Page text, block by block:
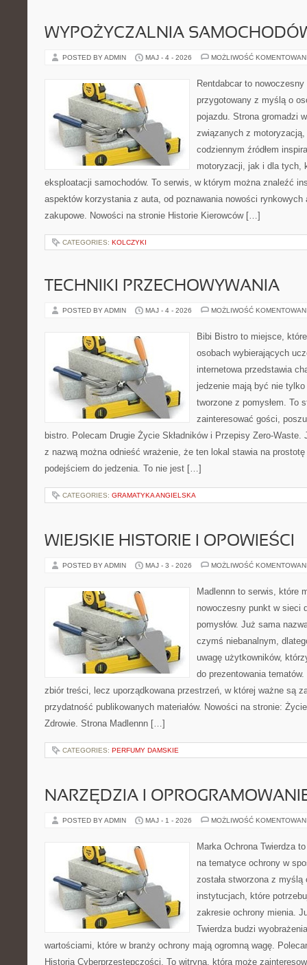
WYPOŻYCZALNIA
POSTED BY ADMIN MAJ - 4 - 2026 MOŻLIWOŚĆ
Rentdabcar to
przygotowany z myślą o
pojazdu. Strona gromadzi
związanych z
codziennym źródłem
motoryzacji, jak i dla tych,
eksploatacji samochodów. To serwis, w którym można znaleźć
aspektów korzystania z auta, od poznawania nowości
zakupowe. Nowości na stronie Historie Kierowców […]
CATEGORIES: KOLCZYKI
TECHNIKI PRZECHOWYWANIA
POSTED BY ADMIN MAJ - 4 - 2026 MOŻLIWOŚĆ
Bibi Bistro to miejsce,
osobach wybierających
internetowa przedstawia
jedzenie mają być nie
tworzone z pomysłem. To
zainteresować gości,
bistro. Polecam Drugie Życie Składników i Przepisy Zero-
z nazwą można odnieść wrażenie, że ten lokal stawia na prostotę
podejściem do jedzenia. To nie jest […]
CATEGORIES: GRAMATYKA ANGIELSKA
WIEJSKIE HISTORIE I OPOWIEŚCI
POSTED BY ADMIN MAJ - 3 - 2026 MOŻLIWOŚĆ
Madlennn to serwis, które
nowoczesny punkt w sieci
pomysłów. Już sama
czymś niebanalnym,
uwagę użytkowników,
do prezentowania
zbiór treści, lecz uporządkowana przestrzeń, w której ważne są
przydatność publikowanych materiałów. Nowości na stronie:
Zdrowie. Strona Madlennn […]
CATEGORIES: PERFUMY DAMSKIE
NARZĘDZIA I
POSTED BY ADMIN MAJ - 1 - 2026 MOŻLIWOŚĆ
Marka Ochrona Twierdza
na tematyce ochrony w
została stworzona z
instytucjach, które
zakresie ochrony mienia.
Twierdza budzi
wartościami, które w branży ochrony mają ogromną wagę.
Historia Cyberprzestępczości. To witryna, która może